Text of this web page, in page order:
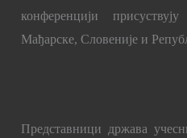
конференцији
Мађарске, Словеније и
Представници држава